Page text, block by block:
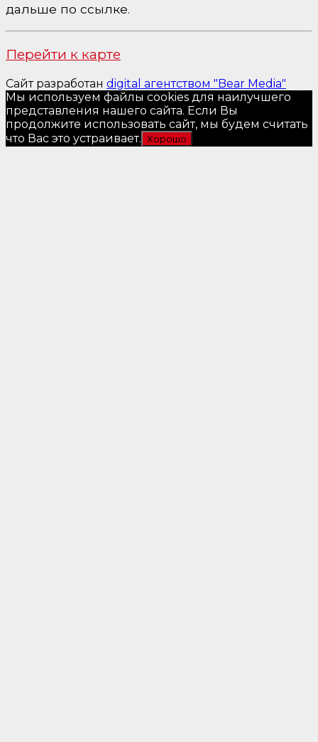
дальше по ссылке.
Перейти к карте
Сайт разработан digital агентством "Bear Media"
Мы используем файлы cookies для наилучшего
представления нашего сайта. Если Вы
продолжите использовать сайт, мы будем считать
что Вас это устраивает. Хорошо